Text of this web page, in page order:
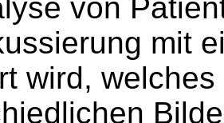
von
mit
wird,